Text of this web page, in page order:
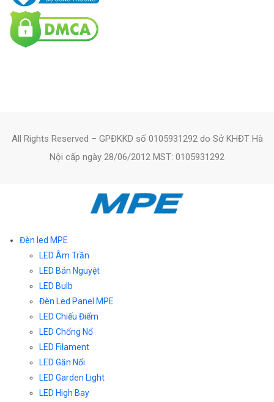
All Rights Reserved – GPĐKKD số 0105931292 do Sở KHĐT Hà
Nội cấp ngày 28/06/2012 MST: 0105931292
Đèn led MPE
LED Âm Trần
LED Bán Nguyệt
LED Bulb
Đèn Led Panel MPE
LED Chiếu Điểm
LED Chống Nổ
LED Filament
LED Gắn Nổi
LED Garden Light
LED High Bay